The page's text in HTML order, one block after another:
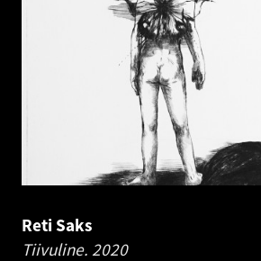
Reti Saks
Tiivuline. 2020